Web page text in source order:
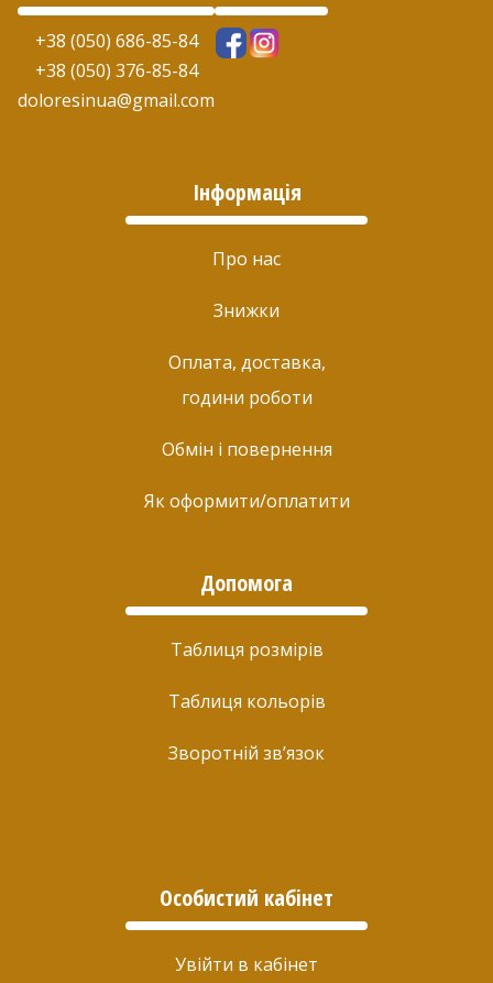
+38 (050) 686-85-84
+38 (050) 376-85-84
doloresinua@gmail.com
Інформація
Про нас
Знижки
Оплата, доставка,
години роботи
Обмін і повернення
Як оформити/оплатити
Допомога
Таблиця розмірів
Таблиця кольорів
Зворотній зв’язок
Особистий кабінет
Увійти в кабінет